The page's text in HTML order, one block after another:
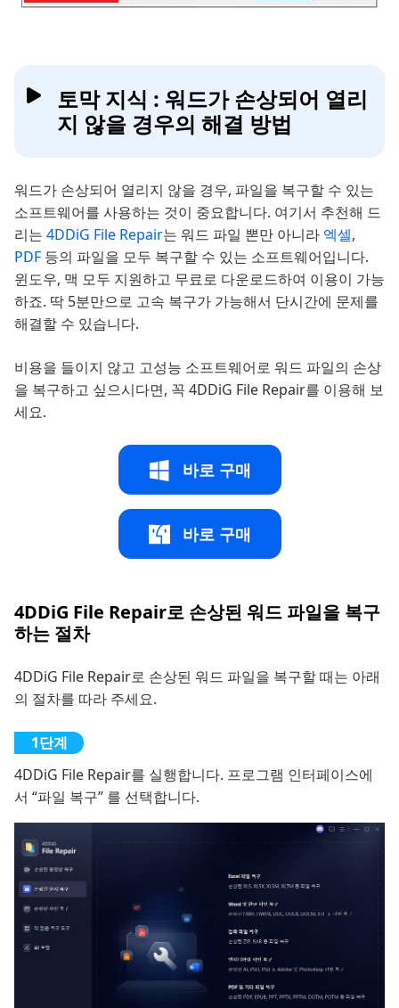
토막 지식 : 워드가 손상되어 열리
지 않을 경우의 해결 방법
워드가 손상되어 열리지 않을 경우, 파일을 복구할 수 있는
소프트웨어를 사용하는 것이 중요합니다. 여기서 추천해 드
리는 4DDiG File Repair는 워드 파일 뽄만 아니라 엑셀,
PDF 등의 파일을 모두 복구할 수 있는 소프트웨어입니다.
윈도우, 맥 모두 지원하고 무료로 다운로드하여 이용이 가능
하죠. 딱 5분만으로 고속 복구가 가능해서 단시간에 문제를
해결할 수 있습니다.
비용을 들이지 않고 고성능 소프트웨어로 워드 파일의 손상
을 복구하고 싶으시다면, 꼭 4DDiG File Repair를 이용해 보
세요.
바로 구매
바로 구매
4DDiG File Repair로 손상된 워드 파일을 복구
하는 절차
4DDiG File Repair로 손상된 워드 파일을 복구할 때는 아래
의 절차를 따라 주세요.
4DDiG File Repair를 실행합니다. 프로그램 인터페이스에
서 “파일 복구” 를 선택합니다.